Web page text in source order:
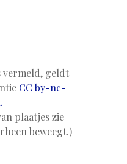
vermeld, geldt
CC by-nc-
plaatjes zie
beweegt.)